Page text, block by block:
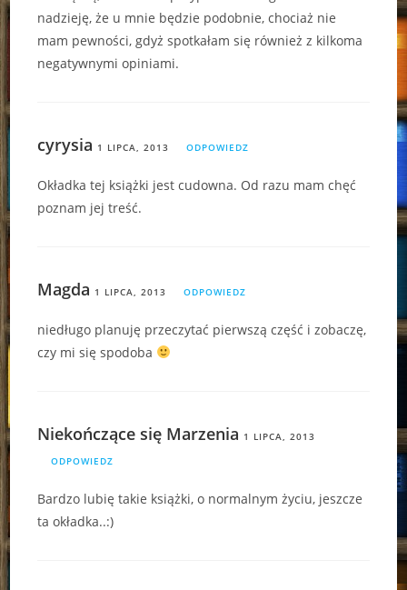
nadzieję, że u mnie będzie podobnie, chociaż nie
mam pewności, gdyż spotkałam się również z kilkoma
negatywnymi opiniami.
cyrysia 1 LIPCA, 2013 ODPOWIEDZ
Okładka tej książki jest cudowna. Od razu mam chęć
poznam jej treść.
Magda 1 LIPCA, 2013 ODPOWIEDZ
niedługo planuję przeczytać pierwszą część i zobaczę,
czy mi się spodoba
Niekończące się Marzenia 1 LIPCA, 2013
ODPOWIEDZ
Bardzo lubię takie książki, o normalnym życiu, jeszcze
ta okładka..:)